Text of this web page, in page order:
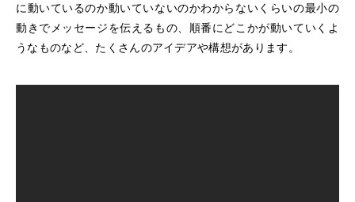
に動いているのか動いていないのかわからないくらいの最小の
動きでメッセージを伝えるもの、順番にどこかが動いていくよ
うなものなど、たくさんのアイデアや構想があります。